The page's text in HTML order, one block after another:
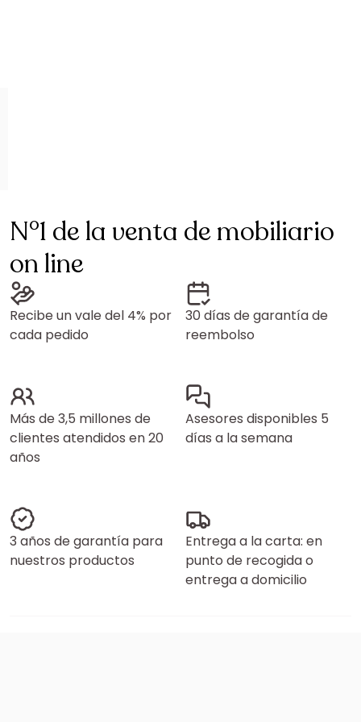
N°1 de la venta de mobiliario
on line
Recibe un vale del 4% por
cada pedido
30 días de garantía de
reembolso
Más de 3,5 millones de
clientes atendidos en 20
años
Asesores disponibles 5
días a la semana
3 años de garantía para
nuestros productos
Entrega a la carta: en
punto de recogida o
entrega a domicilio